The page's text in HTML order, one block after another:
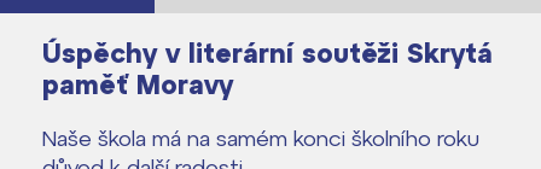
Úspěchy v literární soutěži Skrytá
paměť Moravy
Naše škola má na samém konci školního roku